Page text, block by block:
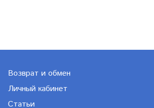
Возврат и обмен
Личный кабинет
Статьи